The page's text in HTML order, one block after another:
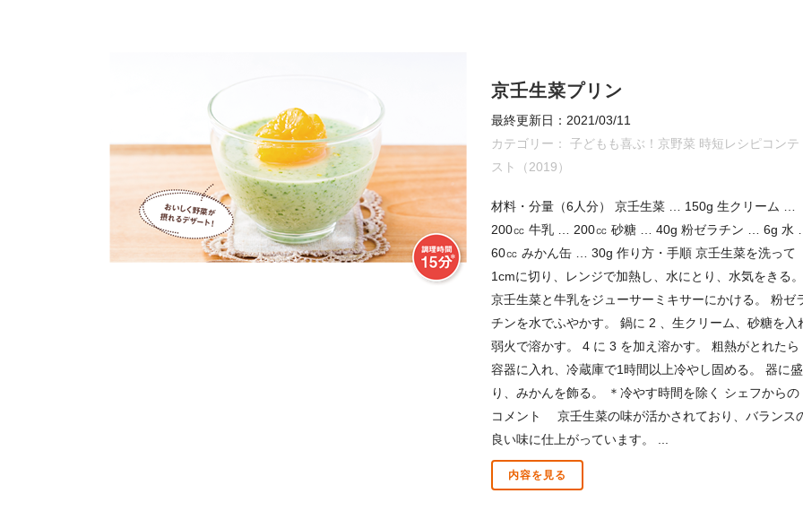
京壬生菜プリン
最終更新日：2021/03/11
カテゴリー： 子どもも喜ぶ！京野菜 時短レシピコンテ
スト（2019）
材料・分量（6人分） 京壬生菜 … 150g 生クリーム …
200㏄ 牛乳 … 200㏄ 砂糖 … 40g 粉ゼラチン … 6g 水 …
60㏄ みかん缶 … 30g 作り方・手順 京壬生菜を洗って
1cmに切り、レンジで加熱し、水にとり、水気をきる。
京壬生菜と牛乳をジューサーミキサーにかける。 粉ゼ
チンを水でふやかす。 鍋に 2 、生クリーム、砂糖を入
弱火で溶かす。 4 に 3 を加え溶かす。 粗熱がとれたら
容器に入れ、冷蔵庫で1時間以上冷やし固める。 器に盛
り、みかんを飾る。 ＊冷やす時間を除く シェフからの
コメント 京壬生菜の味が活かされており、バランス
良い味に仕上がっています。 ...
内容を見る